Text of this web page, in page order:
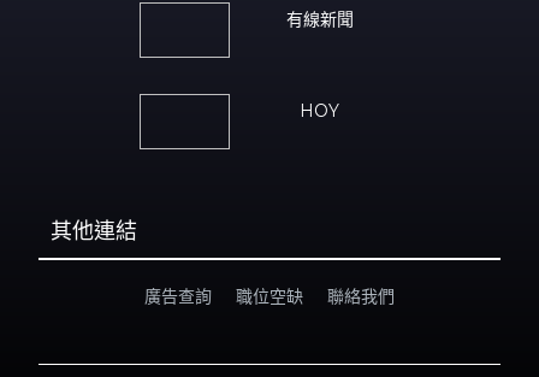
有線新聞
HOY
其他連結
廣告查詢 職位空缺 聯絡我們